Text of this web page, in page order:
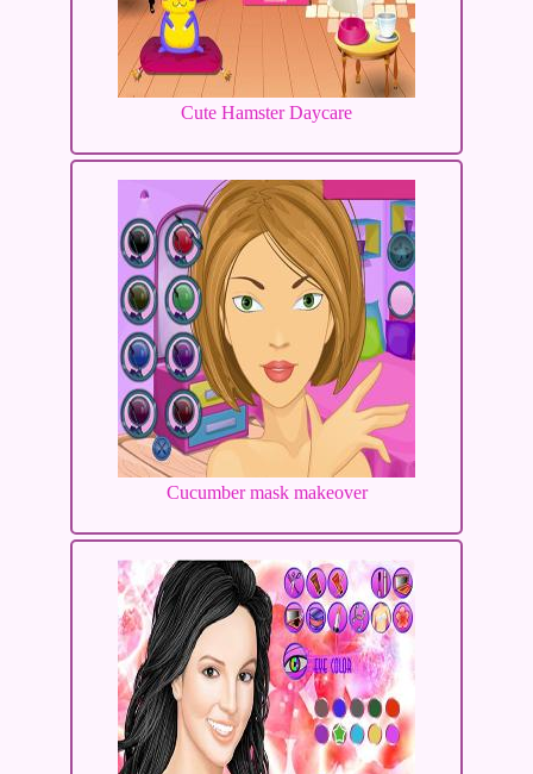
Cute Hamster Daycare
Cucumber mask makeover